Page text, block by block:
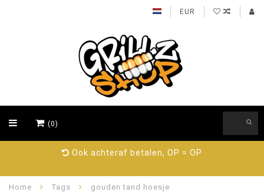
EUR
(0)
89% beveelt ons aan, probeer nu!
Home Tags gouden tand hoesje